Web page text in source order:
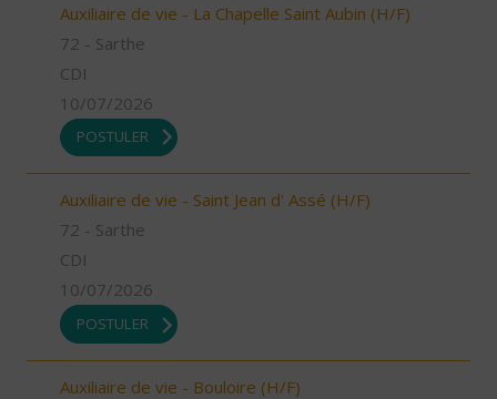
Auxiliaire de vie - La Chapelle Saint Aubin (H/F)
72 - Sarthe
CDI
10/07/2026
POSTULER
Auxiliaire de vie - Saint Jean d' Assé (H/F)
72 - Sarthe
CDI
10/07/2026
POSTULER
Auxiliaire de vie - Bouloire (H/F)